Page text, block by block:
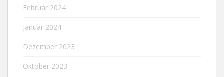
Februar 2024
Januar 2024
Dezember 2023
Oktober 2023